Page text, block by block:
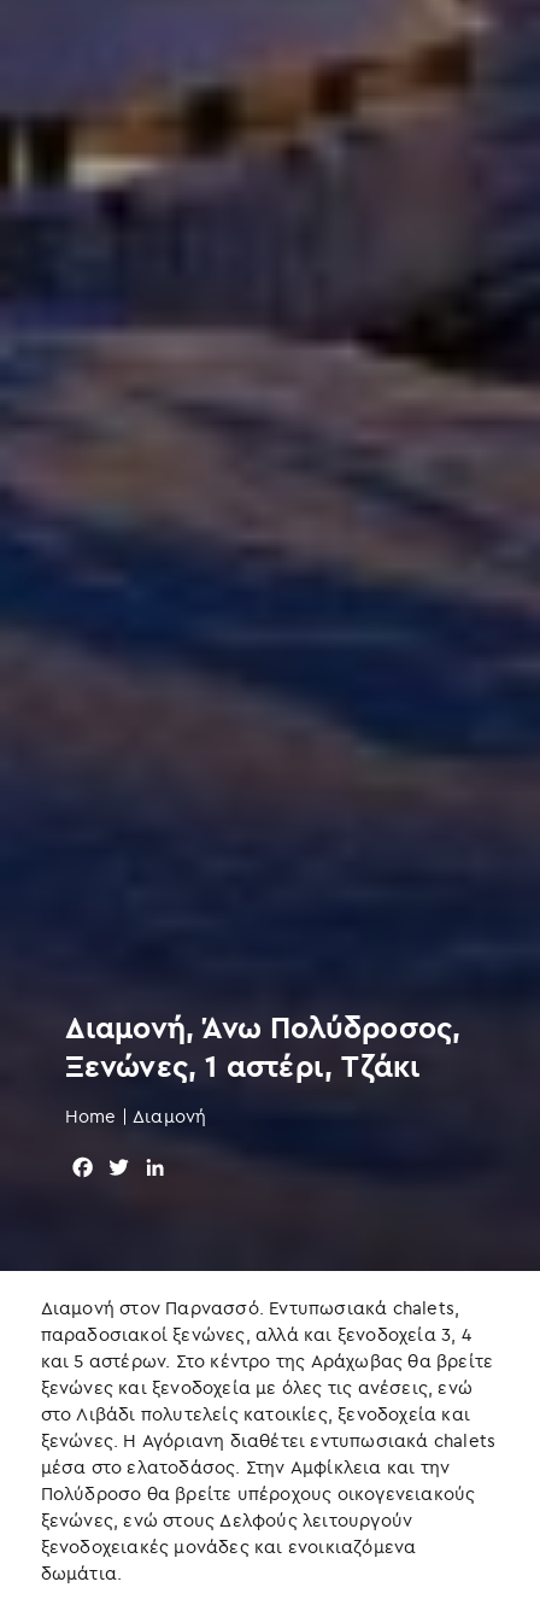
Διαμονή, Άνω Πολύδροσος,
Ξενώνες, 1 αστέρι, Τζάκι
Home | Διαμονή
b
o
o
k
t
e
r
e
d
n
Διαμονή στον Παρνασσό. Εντυπωσιακά chalets,
παραδοσιακοί ξενώνες, αλλά και ξενοδοχεία 3, 4
και 5 αστέρων. Στο κέντρο της Αράχωβας θα βρείτε
ξενώνες και ξενοδοχεία με όλες τις ανέσεις, ενώ
στο Λιβάδι πολυτελείς κατοικίες, ξενοδοχεία και
ξενώνες. Η Αγόριανη διαθέτει εντυπωσιακά chalets
μέσα στο ελατοδάσος. Στην Αμφίκλεια και την
Πολύδροσο θα βρείτε υπέροχους οικογενειακούς
ξενώνες, ενώ στους Δελφούς λειτουργούν
ξενοδοχειακές μονάδες και ενοικιαζόμενα
δωμάτια.